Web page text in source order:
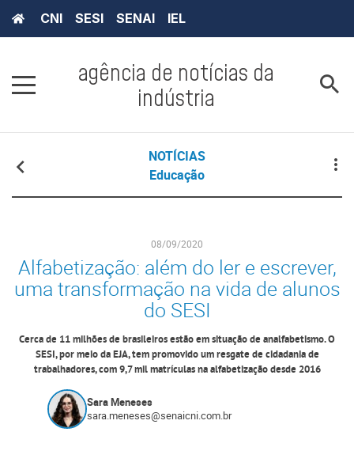
CNI SESI SENAI IEL
agência de notícias da
indústria
NOTÍCIAS
Educação
08/09/2020
Alfabetização: além do ler e escrever,
uma transformação na vida de alunos
do SESI
Cerca de 11 milhões de brasileiros estão em situação de analfabetismo. O
SESI, por meio da EJA, tem promovido um resgate de cidadania de
trabalhadores, com 9,7 mil matrículas na alfabetização desde 2016
Sara Meneses
sara.meneses@senaicni.com.br